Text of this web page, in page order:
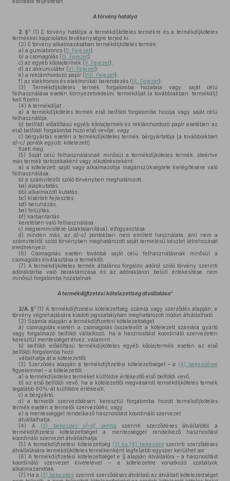
A törvény hatálya
2. §3 (1) E törvény hatálya a termékdíjköteles termékre és a termékdíjköteles
termékkel kapcsolatos tevékenységre terjed ki.
(2) E törvény alkalmazásában termékdíjköteles termék:
a) a gumiabroncs (II. Fejezet);
b) a csomagolás (III. Fejezet);
c) az egyéb kőolajtermék (V. Fejezet);
d) az akkumulátor (VI. Fejezet);
e) a reklámhordozó papír (VIII. Fejezet);
f) az elektromos és elektronikai berendezés (IX. Fejezet).
(3) Termékdíjköteles termék forgalomba hozatala vagy saját célú
felhasználása esetén környezetvédelmi termékdíjat (a továbbiakban: termékdíj)
kell fizetni.
(4) A termékdíjat
a) a termékdíjköteles termék első belföldi forgalomba hozója vagy saját célú
felhasználója,
b) belföldi előállítású egyéb kőolajtermék és reklámhordozó papír esetében az
első belföldi forgalomba hozó első vevője, vagy
c) bérgyártás esetén a termékdíjköteles termék bérgyártatója [a továbbiakban
a)–c) pontok együtt: kötelezett]
fizeti meg.
(5) Saját célú felhasználásnak minősül a termékdíjköteles termék, ideértve
más termék tartozékaként vagy alkotórészeként:
a) a kötelezett saját vagy alkalmazottja magánszükséglete kielégítésére való
felhasználása;
b) a számvitelről szóló törvényben meghatározott
ba) alapkutatás,
bb) alkalmazott kutatás,
bc) kísérleti fejlesztés,
bd) beruházás,
be) felújítás,
bf) karbantartás
keretében való felhasználása;
c) megsemmisítése (alaktalanítása), elfogyasztása;
d) minden más, aza)–c)
pontokban nem említett használata, ami nem a
számvitelről szóló törvényben meghatározott saját termelésű készlet létrehozását
eredményezi.
(6) Csomagolás esetén továbbá saját célú felhasználásnak minősül a
csomagolás elválasztása a terméktől.
(7) A termékdíjköteles termék általános forgalmi adóról szóló törvény szerinti
adóraktárba való beraktározása és az adóraktáron belüli értékesítése nem
minősül forgalomba hozatalnak.
A termékdíjfizetési kötelezettség átvállalása4
2/A. §5 (1) A termékdíjfizetési kötelezettség számla vagy szerződés alapján, e
törvény végrehajtására kiadott jogszabályban meghatározott módon átvállalható.
(2) Számla alapján a termékdíjfizetési kötelezettséget
a) csomagolás esetén a csomagolás összetevőit a kötelezett számára gyártó
vagy forgalmazó belföldi vállalkozó, ha a hasznosítást koordináló szervezeten
keresztül mentességet élvez, valamint
b) belföldi előállítású termékdíjköteles egyéb kőolajtermék esetén az első
belföldi forgalomba hozó
vállalhatja át a kötelezettől.
(3) Szerződés alapján a termékdíjfizetési kötelezettséget – a (4) bekezdésre
figyelemmel – a kötelezettől
a) a termékdíjköteles terméket külföldre értékesítő első belföldi vevő,
b) az első belföldi vevő, ha a kötelezettől megvásárolt termékdíjköteles termék
legalább 60%-át külföldre értékesíti,
c) a bérgyártó,
d) a termelői szerveződésen keresztül forgalomba hozott termékdíjköteles
termék esetén a termelői szerveződés, vagy
e) a mentességgel rendelkező hasznosítást koordináló szervezet
átvállalhatja.
(4) A (3) bekezdésa)–d) pontja szerinti szerződéses átvállalótól a
termékdíjfizetési kötelezettséget a mentességgel rendelkező hasznosítást
koordináló szervezet átvállalhatja.
(5) A termékdíjfizetési kötelezettség (3) és (4) bekezdésszerinti szerződéses
átvállalására termékdíjköteles termékenként legfeljebb egyszer kerülhet sor.
(6) A termékdíjfizetési kötelezettséget e § alapján átvállalóra – a hasznosítást
koordináló szervezet kivételével – a kötelezettre vonatkozó szabályok
alkalmazandóak.
(7) Ha a (3) bekezdés szerinti szerződéses átvállaló az átvállalt kötelezettséget